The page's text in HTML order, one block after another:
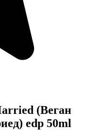
(Веган
edp 50ml